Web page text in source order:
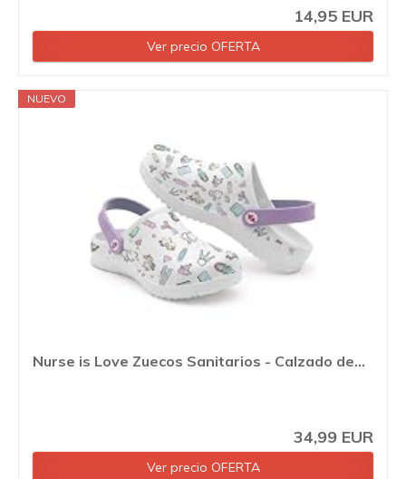
14,95 EUR
Ver precio OFERTA
NUEVO
Nurse is Love Zuecos Sanitarios - Calzado de...
34,99 EUR
Ver precio OFERTA